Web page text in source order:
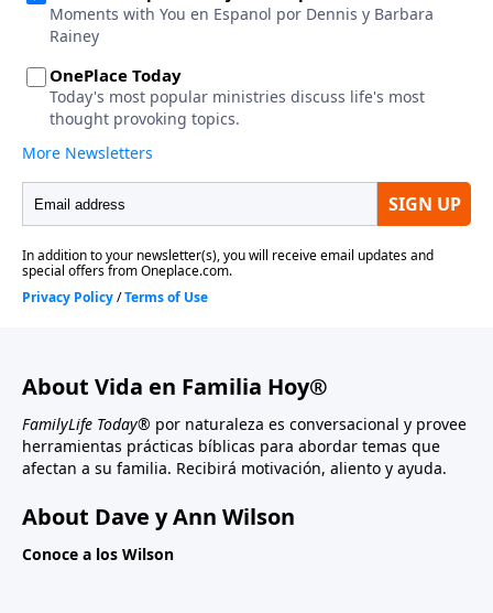
About Vida en Familia Hoy®
FamilyLife Today® por naturaleza es conversacional y provee
herramientas prácticas bíblicas para abordar temas que
afectan a su familia. Recibirá motivación, aliento y ayuda.
About Dave y Ann Wilson
Conoce a los Wilson